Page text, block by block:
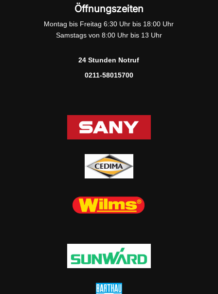
Öffnungszeiten
Montag bis Freitag 6:30 Uhr bis 18:00 Uhr
Samstags von 8:00 Uhr bis 13 Uhr
24 Stunden Notruf
0211-58015700